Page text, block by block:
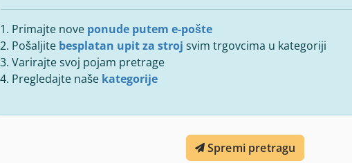
Primajte nove ponude putem e-pošte
Pošaljite besplatan upit za stroj svim trgovcima u kategoriji
Varirajte svoj pojam pretrage
Pregledajte naše kategorije
Spremi pretragu